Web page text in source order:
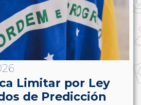
Limitar por Ley
de Predicción